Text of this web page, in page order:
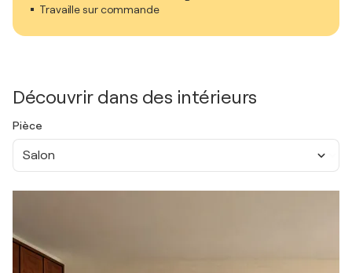
Travaille sur commande
Découvrir dans des intérieurs
Pièce
Salon